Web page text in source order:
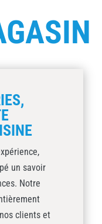
un savoir
Notre
clients et